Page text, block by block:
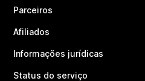
Parceiros
Afiliados
Informações jurídicas
Status do serviço